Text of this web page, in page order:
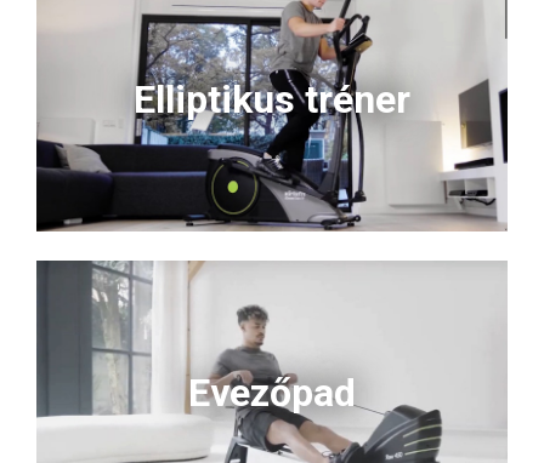
Elliptikus tréner
Evezőpad